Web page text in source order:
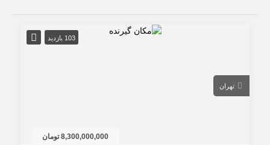
8,300,000,000 تومان